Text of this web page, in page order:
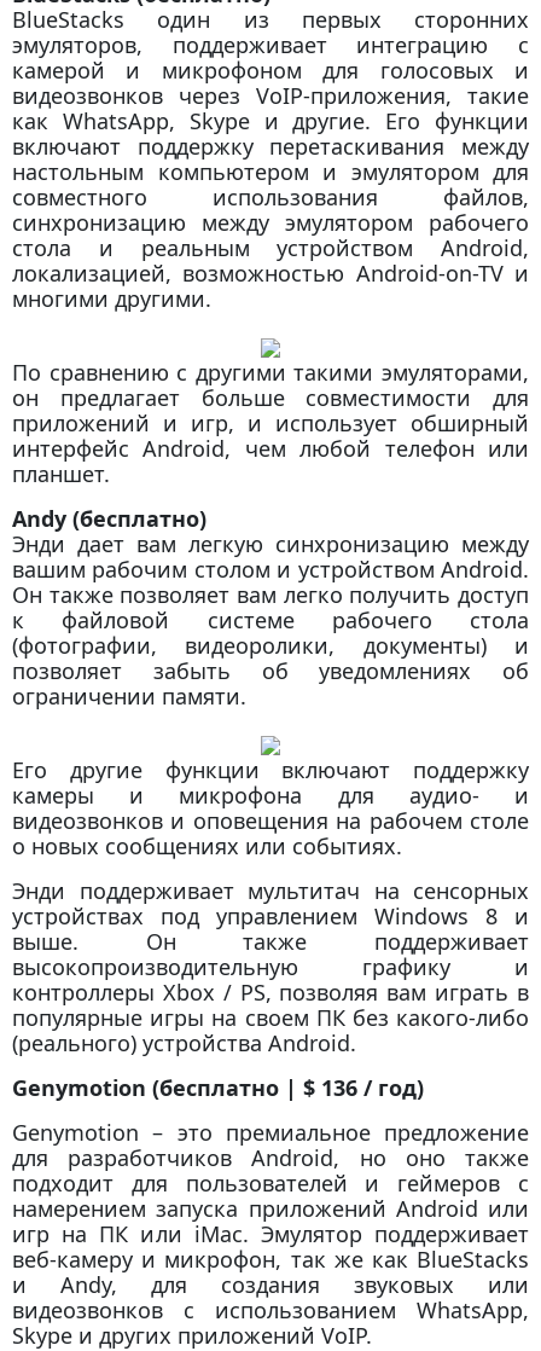
BlueStacks один из первых сторонних
эмуляторов, поддерживает интеграцию с
камерой и микрофоном для голосовых и
видеозвонков через VoIP-приложения, такие
как WhatsApp, Skype и другие. Его функции
включают поддержку перетаскивания между
настольным компьютером и эмулятором для
совместного использования файлов,
синхронизацию между эмулятором рабочего
стола и реальным устройством Android,
локализацией, возможностью Android-on-TV и
многими другими.
По сравнению с другими такими эмуляторами,
он предлагает больше совместимости для
приложений и игр, и использует обширный
интерфейс Android, чем любой телефон или
планшет.
Andy (бесплатно)
Энди дает вам легкую синхронизацию между
вашим рабочим столом и устройством Android.
Он также позволяет вам легко получить доступ
к файловой системе рабочего стола
(фотографии, видеоролики, документы) и
позволяет забыть об уведомлениях об
ограничении памяти.
Его другие функции включают поддержку
камеры и микрофона для аудио- и
видеозвонков и оповещения на рабочем столе
о новых сообщениях или событиях.
Энди поддерживает мультитач на сенсорных
устройствах под управлением Windows 8 и
выше. Он также поддерживает
высокопроизводительную графику и
контроллеры Xbox / PS, позволяя вам играть в
популярные игры на своем ПК без какого-либо
(реального) устройства Android.
Genymotion (бесплатно | $ 136 / год)
Genymotion – это премиальное предложение
для разработчиков Android, но оно также
подходит для пользователей и геймеров с
намерением запуска приложений Android или
игр на ПК или iMac. Эмулятор поддерживает
веб-камеру и микрофон, так же как BlueStacks
и Andy, для создания звуковых или
видеозвонков с использованием WhatsApp,
Skype и других приложений VoIP.